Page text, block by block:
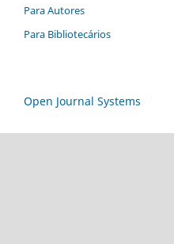
Para Autores
Para Bibliotecários
Open Journal Systems